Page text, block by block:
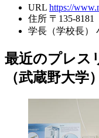
URL https://
住所 〒135-
学長（学校長）
最近のプレス
（武蔵野大学）